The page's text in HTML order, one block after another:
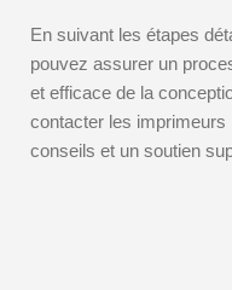
En suivant les étapes
pouvez assurer un
et efficace de la
contacter les imprimeurs
conseils et un soutien